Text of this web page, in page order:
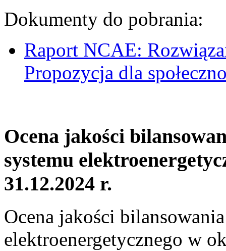
Dokumenty do pobrania:
Raport NCAE:
Propozycja dla
Ocena jakości
systemu
31.12.2024 r.
Ocena jakości
elektroenergetycznego w